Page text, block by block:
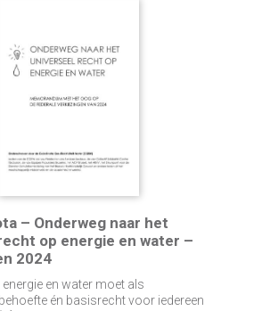
– Onderweg naar het
op energie en water –
2024
en water moet als
én basisrecht voor iedereen